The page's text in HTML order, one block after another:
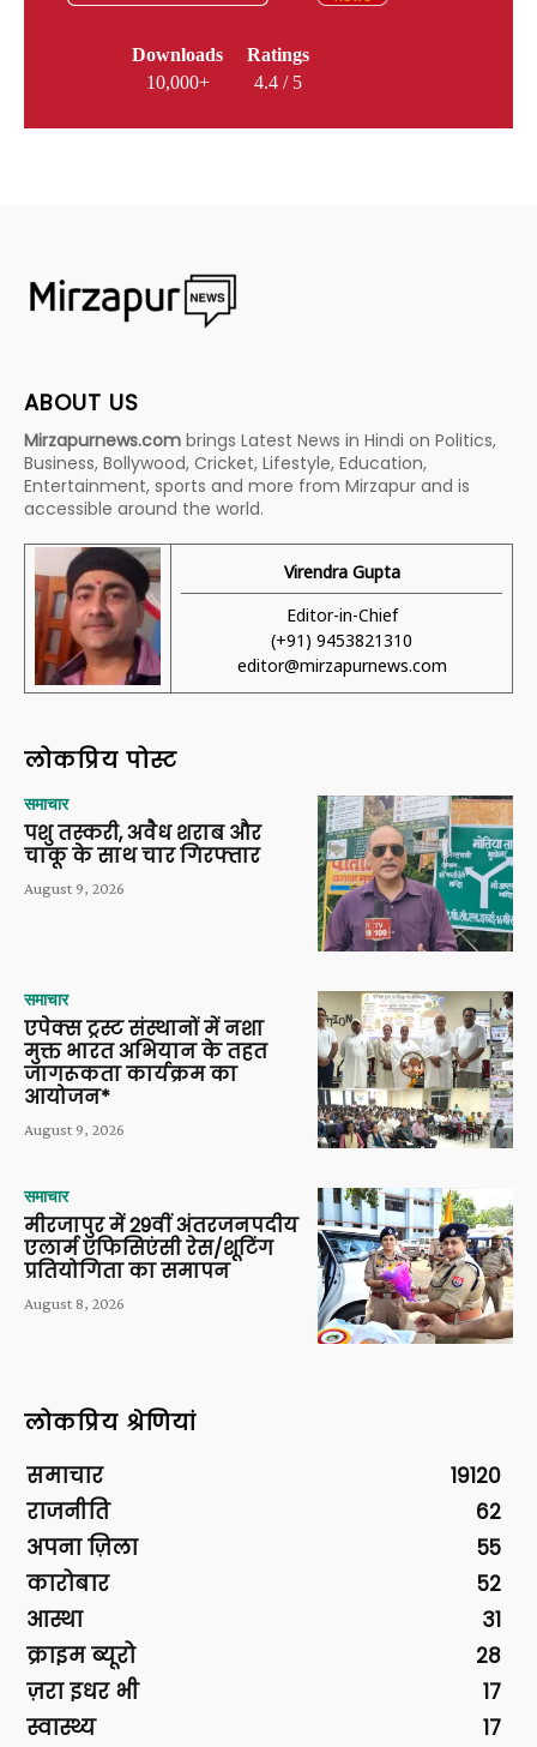
Downloads
10,000+
Ratings
4.4 / 5
ABOUT US
Mirzapurnews.com brings Latest News in Hindi on Politics,
Business, Bollywood, Cricket, Lifestyle, Education,
Entertainment, sports and more from Mirzapur and is
accessible around the world.
Virendra Gupta
Editor-in-Chief
(+91) 9453821310
editor@mirzapurnews.com
लोकप्रिय पोस्ट
समाचार
पशु तस्करी, अवैध शराब और
चाकू के साथ चार गिरफ्तार
August 9, 2026
समाचार
एपेक्स ट्रस्ट संस्थानों में नशा
मुक्त भारत अभियान के तहत
जागरूकता कार्यक्रम का
आयोजन*
August 9, 2026
समाचार
मीरजापुर में 29वीं अंतरजनपदीय
एलार्म एफिसिएंसी रेस/शूटिंग
प्रतियोगिता का समापन
August 8, 2026
लोकप्रिय श्रेणियां
समाचार
19120
राजनीति
62
अपना ज़िला
55
कारोबार
52
आस्था
31
क्राइम ब्यूरो
28
ज़रा इधर भी
17
स्वास्थ्य
17